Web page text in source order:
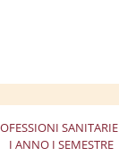
SANITARIE
I ANNO I SEMESTRE